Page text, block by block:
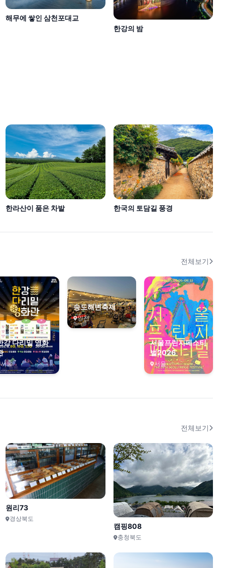
해무에 쌓인 삼천포대교
한강의 밤
한라산이 품은 차밭 한국의 토담길 풍경
전체보기
강 다리밑 영화
서울
송도해변축제
인천
서울프린지페스티
벌2026
서울
전체보기
원리73
경상북도
캠핑808
충청북도